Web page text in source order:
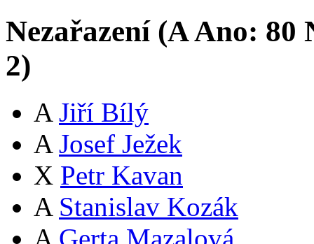
Nezařazení (AAno: 80
2)
A Jiří Bílý
A Josef Ježek
X Petr Kavan
A Stanislav Kozák
A Gerta Mazalová